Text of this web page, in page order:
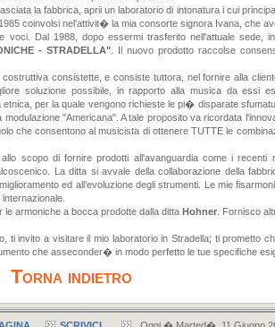
la fabbrica, aprii un laboratorio di intonatura i cui
coinvolsi nel'attivit� la mia consorte signora Ivana, che
voci. Dal 1988, dopo essermi trasferito nell'attuale sede,
- STRADELLA" . Il nuovo prodotto raccolse
costruttiva consistette, e consiste tuttora, nel fornire alla
soluzione possibile, in rapporto alla musica da essi
per la quale vengono richieste le pi� disparate
modulazione "Americana". A tale proposito va ricordata
che consentono al musicista di ottenere TUTTE le
scopo di fornire prodotti all'avanguardia come i recenti
La ditta si avvale della collaborazione della
ed all'evoluzione degli strumenti. Le mie
armoniche a bocca prodotte dalla ditta Hohner . Fornisco
ti invito a visitare il mio laboratorio in Stradella; ti prometto
che asseconder� in modo perfetto le tue specifiche
Torna indietro